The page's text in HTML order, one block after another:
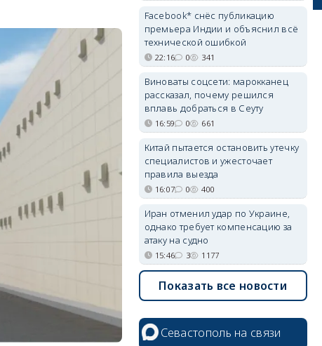
Facebook* снёс публикацию
премьера Индии и объяснил всё
технической ошибкой
22:16 0 341
Виноваты соцсети: марокканец
рассказал, почему решился
вплавь добраться в Сеуту
16:59 0 661
Китай пытается остановить утечку
специалистов и ужесточает
правила выезда
16:07 0 400
Иран отменил удар по Украине,
однако требует компенсацию за
атаку на судно
15:46 3 1177
Показать все новости
Севастополь на связи